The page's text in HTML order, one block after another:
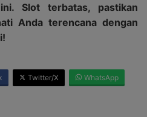
Slot terbatas, pastikan
Anda terencana dengan
Twitter/X WhatsApp